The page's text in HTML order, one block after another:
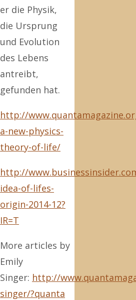
er die Physik,
die Ursprung
und Evolution
des Lebens
antreibt,
gefunden hat.
http://
a-new-physics-
theory-of-life/
http://
idea-of-lifes-
origin-2014-12?
IR=T
More articles by
Emily
Singer: http://
singer/?quanta